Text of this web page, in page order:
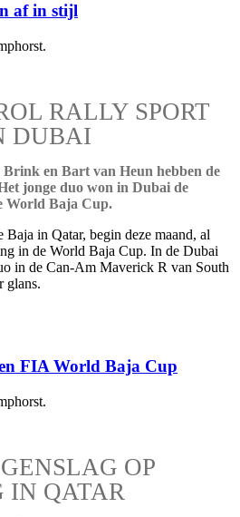
af in stijl
RALLY SPORT
DUBAI
en Bart van Heun hebben de
jonge duo won in Dubai de
World Baja Cup.
in Qatar, begin deze maand, al
in de World Baja Cup. In de Dubai
in de Can-Am Maverick R van South
glans.
FIA World Baja Cup
OP
IN QATAR